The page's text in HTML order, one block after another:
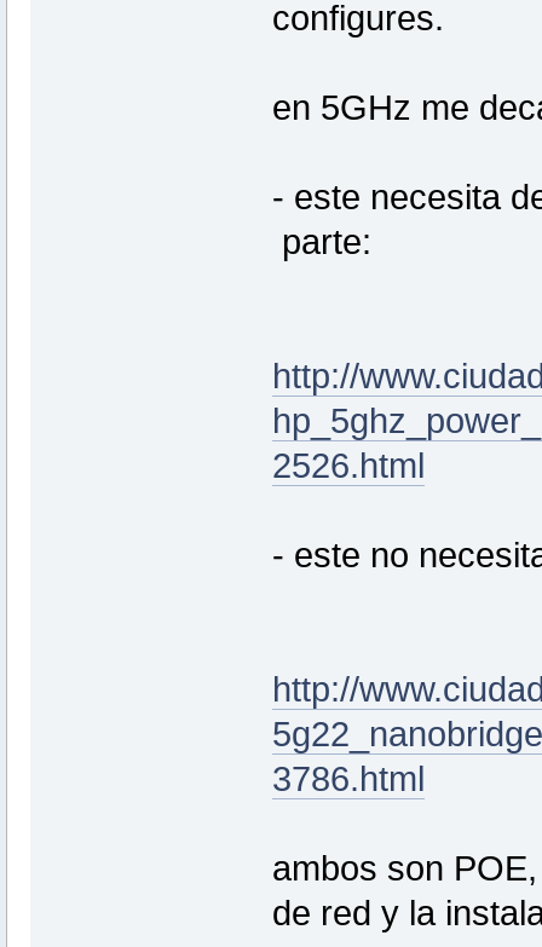
configures.
en 5GHz me
- este necesita
parte:
http://
2526.html
- este no
http://
3786.html
ambos son
de red y la